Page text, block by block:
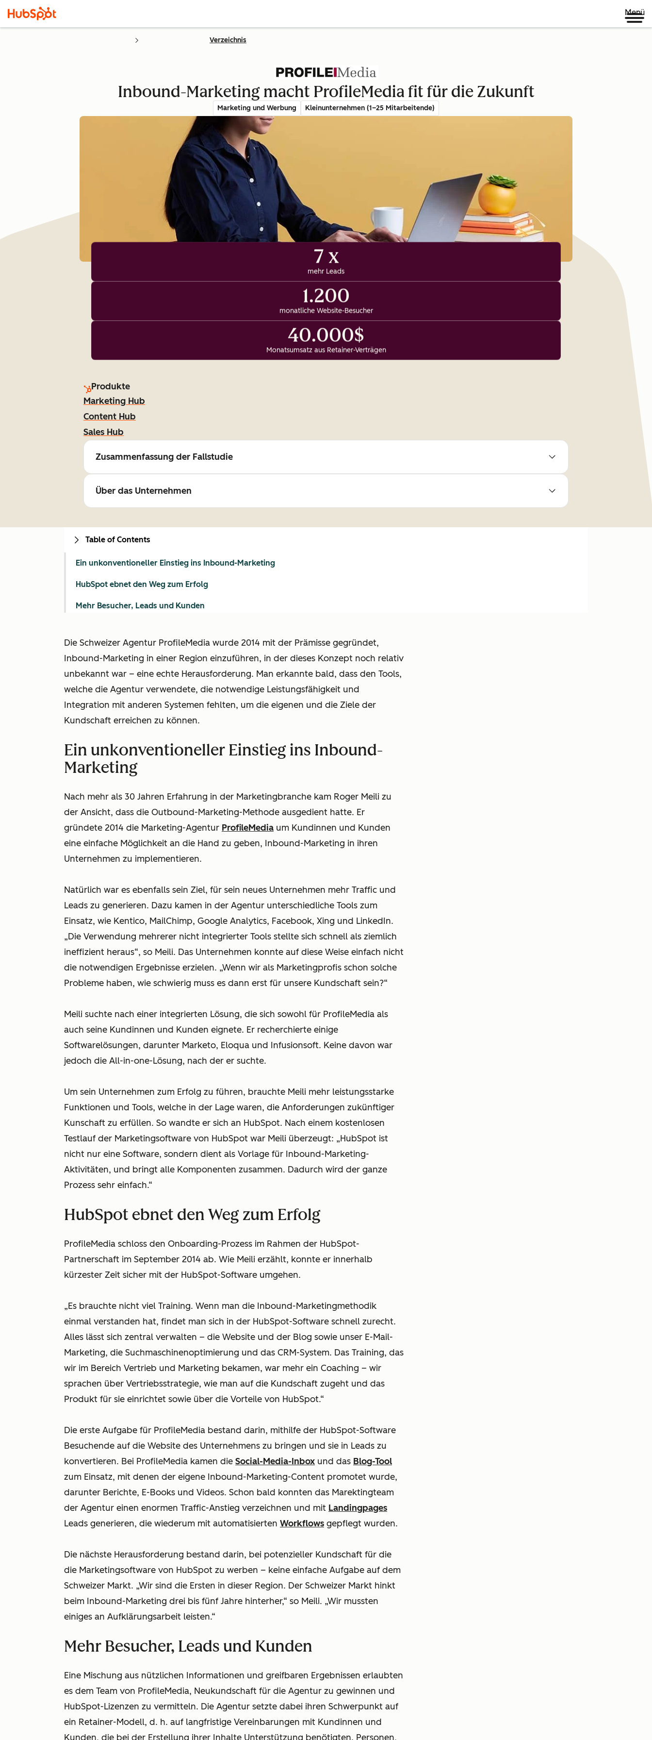
Menü
Verzeichnis
Inbound-Marketing macht ProfileMedia fit für die Zukunft
Marketing und Werbung Kleinunternehmen (1–25 Mitarbeitende)
7 x
mehr Leads
1.200
monatliche Website-Besucher
40.000$
Monatsumsatz aus Retainer-Verträgen
Produkte
Marketing Hub
Content Hub
Sales Hub
Zusammenfassung der Fallstudie
Über das Unternehmen
Die Schweizer Agentur ProfileMedia wurde 2014 mit der Prämisse gegründet,
Inbound-Marketing in einer Region einzuführen, in der dieses Konzept noch relativ
unbekannt war – eine echte Herausforderung. Man erkannte bald, dass den Tools,
welche die Agentur verwendete, die notwendige Leistungsfähigkeit und
Integration mit anderen Systemen fehlten, um die eigenen und die Ziele der
Kundschaft erreichen zu können.
Ein unkonventioneller Einstieg ins Inbound-
Marketing
Nach mehr als 30 Jahren Erfahrung in der Marketingbranche kam Roger Meili zu
der Ansicht, dass die Outbound-Marketing-Methode ausgedient hatte. Er
gründete 2014 die Marketing-Agentur ProfileMedia um Kundinnen und Kunden
eine einfache Möglichkeit an die Hand zu geben, Inbound-Marketing in ihren
Unternehmen zu implementieren.
Natürlich war es ebenfalls sein Ziel, für sein neues Unternehmen mehr Traffic und
Leads zu generieren. Dazu kamen in der Agentur unterschiedliche Tools zum
Einsatz, wie Kentico, MailChimp, Google Analytics, Facebook, Xing und LinkedIn.
„Die Verwendung mehrerer nicht integrierter Tools stellte sich schnell als ziemlich
ineffizient heraus“, so Meili. Das Unternehmen konnte auf diese Weise einfach nicht
die notwendigen Ergebnisse erzielen. „Wenn wir als Marketingprofis schon solche
Probleme haben, wie schwierig muss es dann erst für unsere Kundschaft sein?“
Meili suchte nach einer integrierten Lösung, die sich sowohl für ProfileMedia als
auch seine Kundinnen und Kunden eignete. Er recherchierte einige
Softwarelösungen, darunter Marketo, Eloqua und Infusionsoft. Keine davon war
jedoch die All-in-one-Lösung, nach der er suchte.
Um sein Unternehmen zum Erfolg zu führen, brauchte Meili mehr leistungsstarke
Funktionen und Tools, welche in der Lage waren, die Anforderungen zukünftiger
Kunschaft zu erfüllen. So wandte er sich an HubSpot. Nach einem kostenlosen
Testlauf der Marketingsoftware von HubSpot war Meili überzeugt: „HubSpot ist
nicht nur eine Software, sondern dient als Vorlage für Inbound-Marketing-
Aktivitäten, und bringt alle Komponenten zusammen. Dadurch wird der ganze
Prozess sehr einfach.“
HubSpot ebnet den Weg zum Erfolg
ProfileMedia schloss den Onboarding-Prozess im Rahmen der HubSpot-
Partnerschaft im September 2014 ab. Wie Meili erzählt, konnte er innerhalb
kürzester Zeit sicher mit der HubSpot-Software umgehen.
„Es brauchte nicht viel Training. Wenn man die Inbound-Marketingmethodik
einmal verstanden hat, findet man sich in der HubSpot-Software schnell zurecht.
Alles lässt sich zentral verwalten – die Website und der Blog sowie unser E-Mail-
Marketing, die Suchmaschinenoptimierung und das CRM-System. Das Training, das
wir im Bereich Vertrieb und Marketing bekamen, war mehr ein Coaching – wir
sprachen über Vertriebsstrategie, wie man auf die Kundschaft zugeht und das
Produkt für sie einrichtet sowie über die Vorteile von HubSpot.“
Die erste Aufgabe für ProfileMedia bestand darin, mithilfe der HubSpot-Software
Besuchende auf die Website des Unternehmens zu bringen und sie in Leads zu
konvertieren. Bei ProfileMedia kamen die Social-Media-Inbox und das Blog-Tool
zum Einsatz, mit denen der eigene Inbound-Marketing-Content promotet wurde,
darunter Berichte, E-Books und Videos. Schon bald konnten das Marektingteam
der Agentur einen enormen Traffic-Anstieg verzeichnen und mit Landingpages
Leads generieren, die wiederum mit automatisierten Workflows gepflegt wurden.
Die nächste Herausforderung bestand darin, bei potenzieller Kundschaft für die
die Marketingsoftware von HubSpot zu werben – keine einfache Aufgabe auf dem
Schweizer Markt. „Wir sind die Ersten in dieser Region. Der Schweizer Markt hinkt
beim Inbound-Marketing drei bis fünf Jahre hinterher,“ so Meili. „Wir mussten
einiges an Aufklärungsarbeit leisten.“
Mehr Besucher, Leads und Kunden
Eine Mischung aus nützlichen Informationen und greifbaren Ergebnissen erlaubten
es dem Team von ProfileMedia, Neukundschaft für die Agentur zu gewinnen und
HubSpot-Lizenzen zu vermitteln. Die Agentur setzte dabei ihren Schwerpunkt auf
ein Retainer-Modell, d. h. auf langfristige Vereinbarungen mit Kundinnen und
Kunden, die bei der Erstellung ihrer Inhalte Unterstützung benötigten. Personen,
Table of Contents
Ein unkonventioneller Einstieg ins Inbound-Marketing
HubSpot ebnet den Weg zum Erfolg
Mehr Besucher, Leads und Kunden